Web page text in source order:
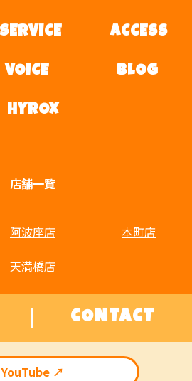
SERVICE ACCESS
VOICE BLOG
HYROX
店舗一覧
阿波座店
本町店
天満橋店
CONTACT
YouTube ↗︎